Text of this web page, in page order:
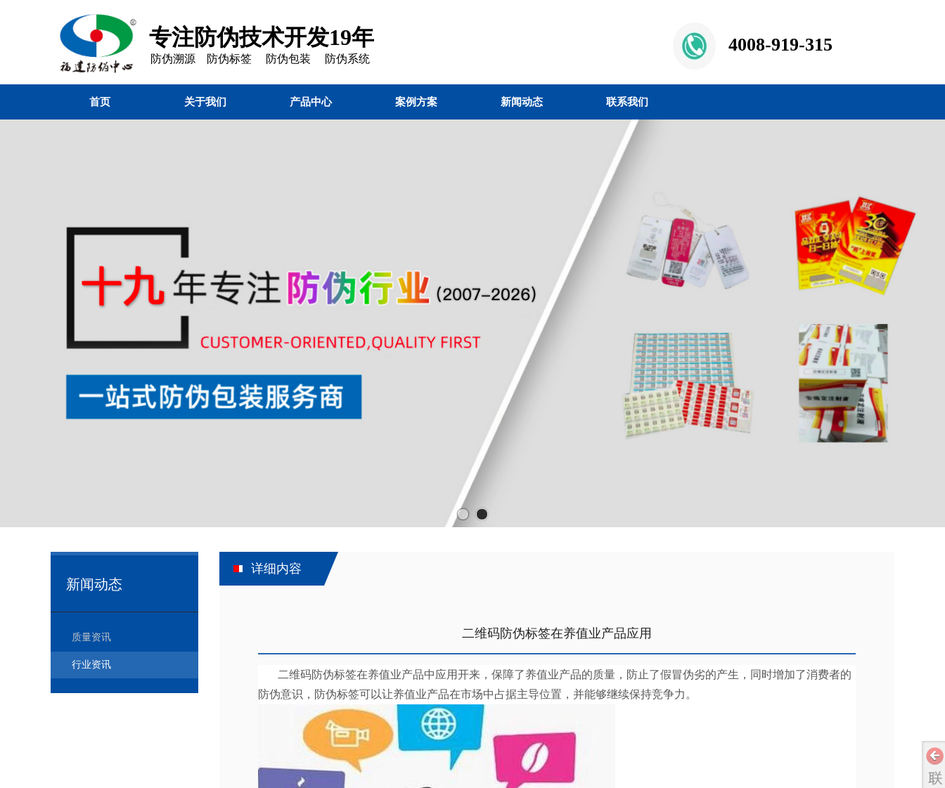
专注防伪技术开发19年
防伪溯源 防伪标签 防伪包装 防伪系统
4008-919-315
首页 关于我们 产品中心 案例方案 新闻动态 联系我们
新闻动态
质量资讯
行业资讯
详细内容
二维码防伪标签在养值业产品应用
二维码防伪标签在养值业产品中应用开来，保障了养值业产品的质量，防止了假冒伪劣的产生，同时增加了消费者的
防伪意识，防伪标签可以让养值业产品在市场中占据主导位置，并能够继续保持竞争力。